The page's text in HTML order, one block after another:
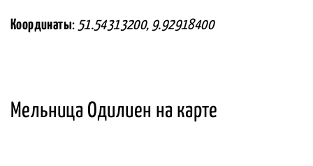
Координаты: 51.54313200, 9.92918400
Мельница Одилиен на карте